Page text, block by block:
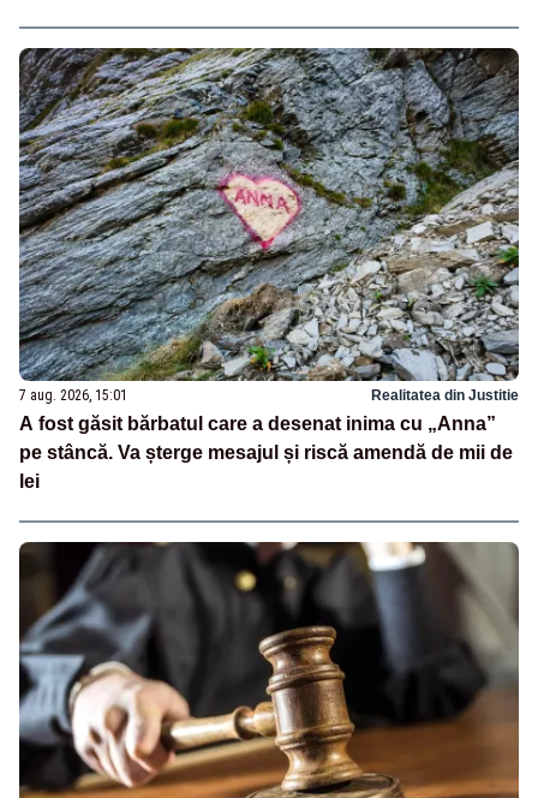
7 aug. 2026, 15:01 Realitatea din Justitie
A fost găsit bărbatul care a desenat inima cu „Anna”
pe stâncă. Va șterge mesajul și riscă amendă de mii de
lei